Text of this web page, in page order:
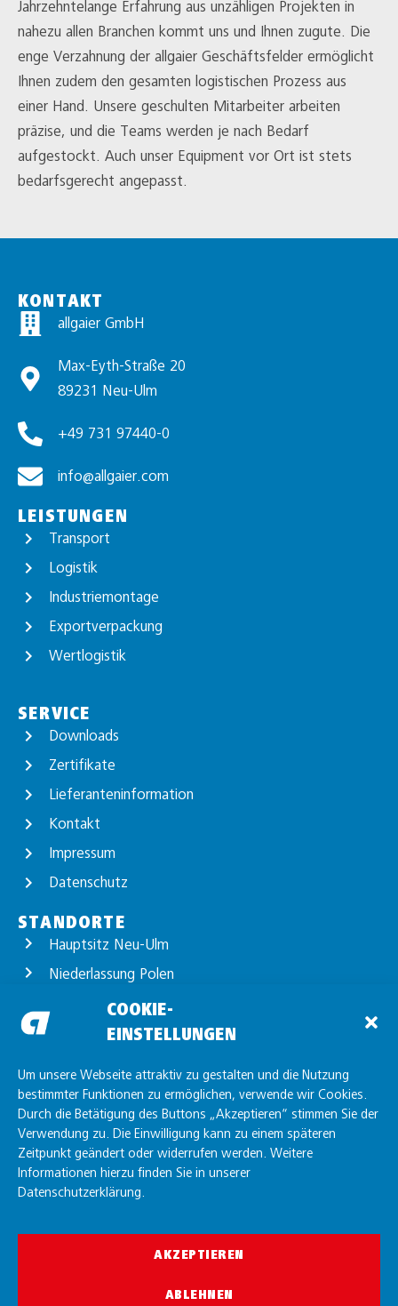
COOKIE-
EINSTELLUNGEN
Um unsere Webseite attraktiv zu gestalten und die Nutzung
bestimmter Funktionen zu ermöglichen, verwende wir Cookies.
Durch die Betätigung des Buttons „Akzeptieren“ stimmen Sie der
Verwendung zu. Die Einwilligung kann zu einem späteren
Zeitpunkt geändert oder widerrufen werden. Weitere
Informationen hierzu finden Sie in unserer
Datenschutzerklärung.
AKZEPTIEREN
ABLEHNEN
Jahrzehntelange Erfahrung aus unzähligen Projekten in
nahezu allen Branchen kommt uns und Ihnen zugute. Die
enge Verzahnung der allgaier Geschäftsfelder ermöglicht
Ihnen zudem den gesamten logistischen Prozess aus
einer Hand. Unsere geschulten Mitarbeiter arbeiten
präzise, und die Teams werden je nach Bedarf
aufgestockt. Auch unser Equipment vor Ort ist stets
bedarfsgerecht angepasst.
KONTAKT
allgaier GmbH
Max-Eyth-Straße 20
89231 Neu-Ulm
+49 731 97440-0
info@allgaier.com
LEISTUNGEN
Transport
Logistik
Industriemontage
Exportverpackung
Wertlogistik
SERVICE
Downloads
Zertifikate
Lieferanteninformation
Kontakt
Impressum
Datenschutz
STANDORTE
Hauptsitz Neu-Ulm
Niederlassung Polen
Standort Günzburg
Standort Unterelchingen
© allgaier GmbH 2026